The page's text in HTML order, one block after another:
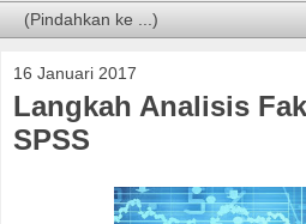
16 Januari 2017
Langkah Analisis
SPSS